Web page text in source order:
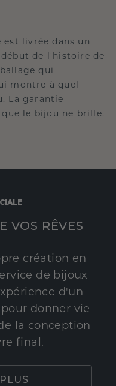
est livrée dans un
de l'histoire de
qui
montre à quel
La garantie
le bijou ne brille.
VOS RÊVES
création en
de bijoux
d'un
donner vie
la conception
final.